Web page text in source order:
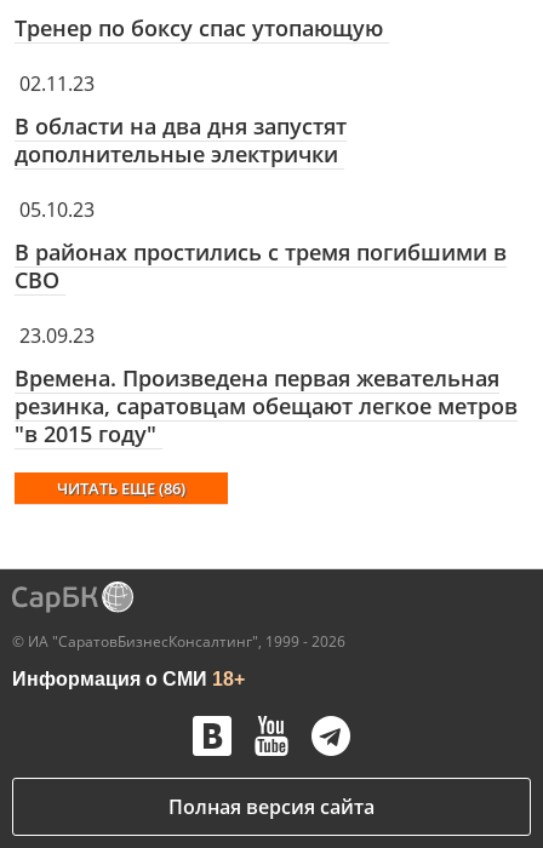
Тренер по боксу спас утопающую
02.11.23
В области на два дня запустят
дополнительные электрички
05.10.23
В районах простились с тремя погибшими в
СВО
23.09.23
Времена. Произведена первая жевательная
резинка, саратовцам обещают легкое метров
"в 2015 году"
ЧИТАТЬ ЕЩЕ (86)
© ИА "СаратовБизнесКонсалтинг", 1999 - 2026
Информация о СМИ 18+
Полная версия сайта